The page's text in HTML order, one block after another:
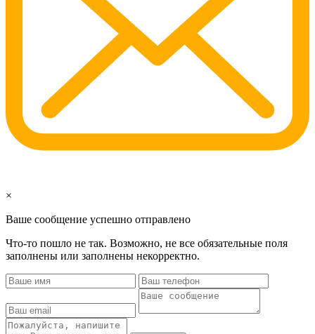
×
Ваше сообщение успешно отправлено
Что-то пошло не так. Возможно, не все обязательные поля
заполнены или заполнены некорректно.